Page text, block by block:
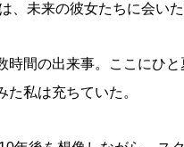
未来の彼女たちに会いた
間の出来事。ここにひ
私は充ちていた。